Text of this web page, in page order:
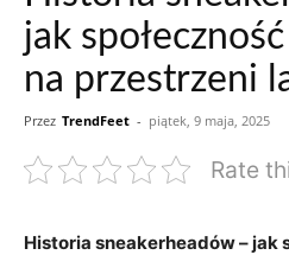
jak
na przestrzeni
Przez TrendFeet - piątek, 9 maja, 2025
Rate
Historia sneakerheadów – jak